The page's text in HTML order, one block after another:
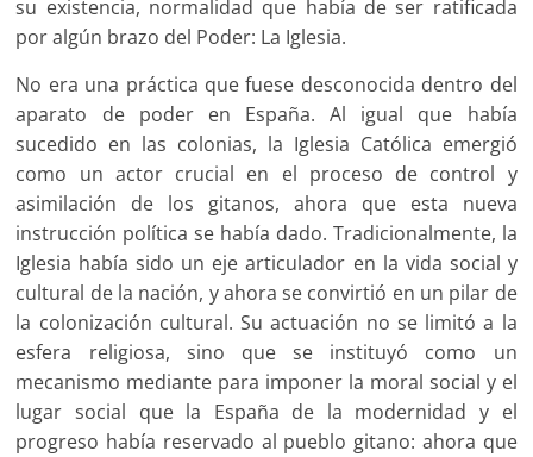
su existencia, normalidad que había de ser ratificada
por algún brazo del Poder: La Iglesia.
No era una práctica que fuese desconocida dentro del
aparato de poder en España. Al igual que había
sucedido en las colonias, la Iglesia Católica emergió
como un actor crucial en el proceso de control y
asimilación de los gitanos, ahora que esta nueva
instrucción política se había dado. Tradicionalmente, la
Iglesia había sido un eje articulador en la vida social y
cultural de la nación, y ahora se convirtió en un pilar de
la colonización cultural. Su actuación no se limitó a la
esfera religiosa, sino que se instituyó como un
mecanismo mediante para imponer la moral social y el
lugar social que la España de la modernidad y el
progreso había reservado al pueblo gitano: ahora que